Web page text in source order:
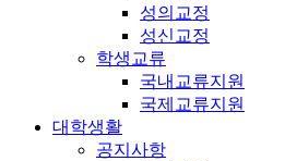
성의교정
성신교정
학생교류
국내교류지원
국제교류지원
대학생활
공지사항